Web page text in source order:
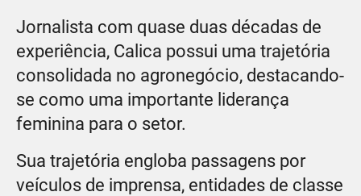
Jornalista com quase duas décadas de
experiência, Calica possui uma trajetória
consolidada no agronegócio, destacando-
se como uma importante liderança
feminina para o setor.
Sua trajetória engloba passagens por
veículos de imprensa, entidades de classe